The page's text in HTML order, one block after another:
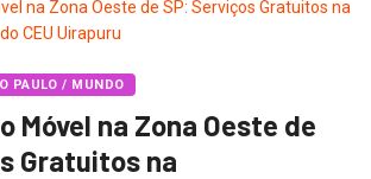
PAULO / MUNDO
Móvel na Zona Oeste de
Gratuitos na